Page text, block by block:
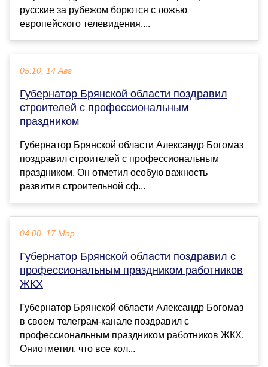
русские за рубежом борются с ложью
европейского телевидения....
05:10, 14 Авг
Губернатор Брянской области поздравил
строителей с профессиональным
праздником
Губернатор Брянской области Александр Богомаз
поздравил строителей с профессиональным
праздником. Он отметил особую важность
развития строительной сф...
04:00, 17 Мар
Губернатор Брянской области поздравил с
профессиональным праздником работников
ЖКХ
Губернатор Брянской области Александр Богомаз
в своем телеграм-канале поздравил с
профессиональным праздником работников ЖКХ.
Ониотметил, что все кол...